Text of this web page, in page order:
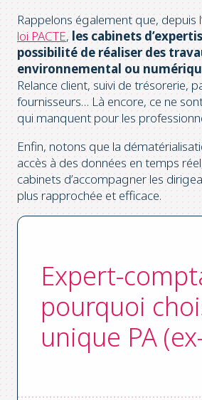
Rappelons également que, depuis
loi PACTE, les cabinets
possibilité de réaliser des
environnemental ou
Relance client, suivi de trésorerie,
fournisseurs… Là encore, ce ne
qui manquent pour les
Enfin, notons que la
accès à des données en temps
cabinets d’accompagner les
plus rapprochée et efficace.
Expert-
pourquoi
unique PA